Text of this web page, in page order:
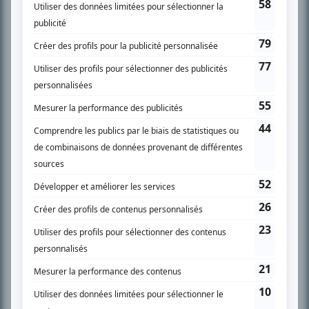
SUR LE RÉSEAU BIZZ MÉDIA
Accueil
Liste des oeuvres
Liste des comédiens
Recherche avancée
À propos
Nous contacter
Termes et conditions
Politique de confidentialité